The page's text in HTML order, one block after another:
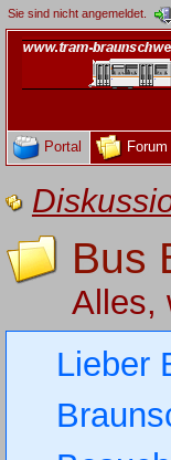
Sie sind nicht angemeldet.
Portal Forum
Bus
Alles,
Lieber